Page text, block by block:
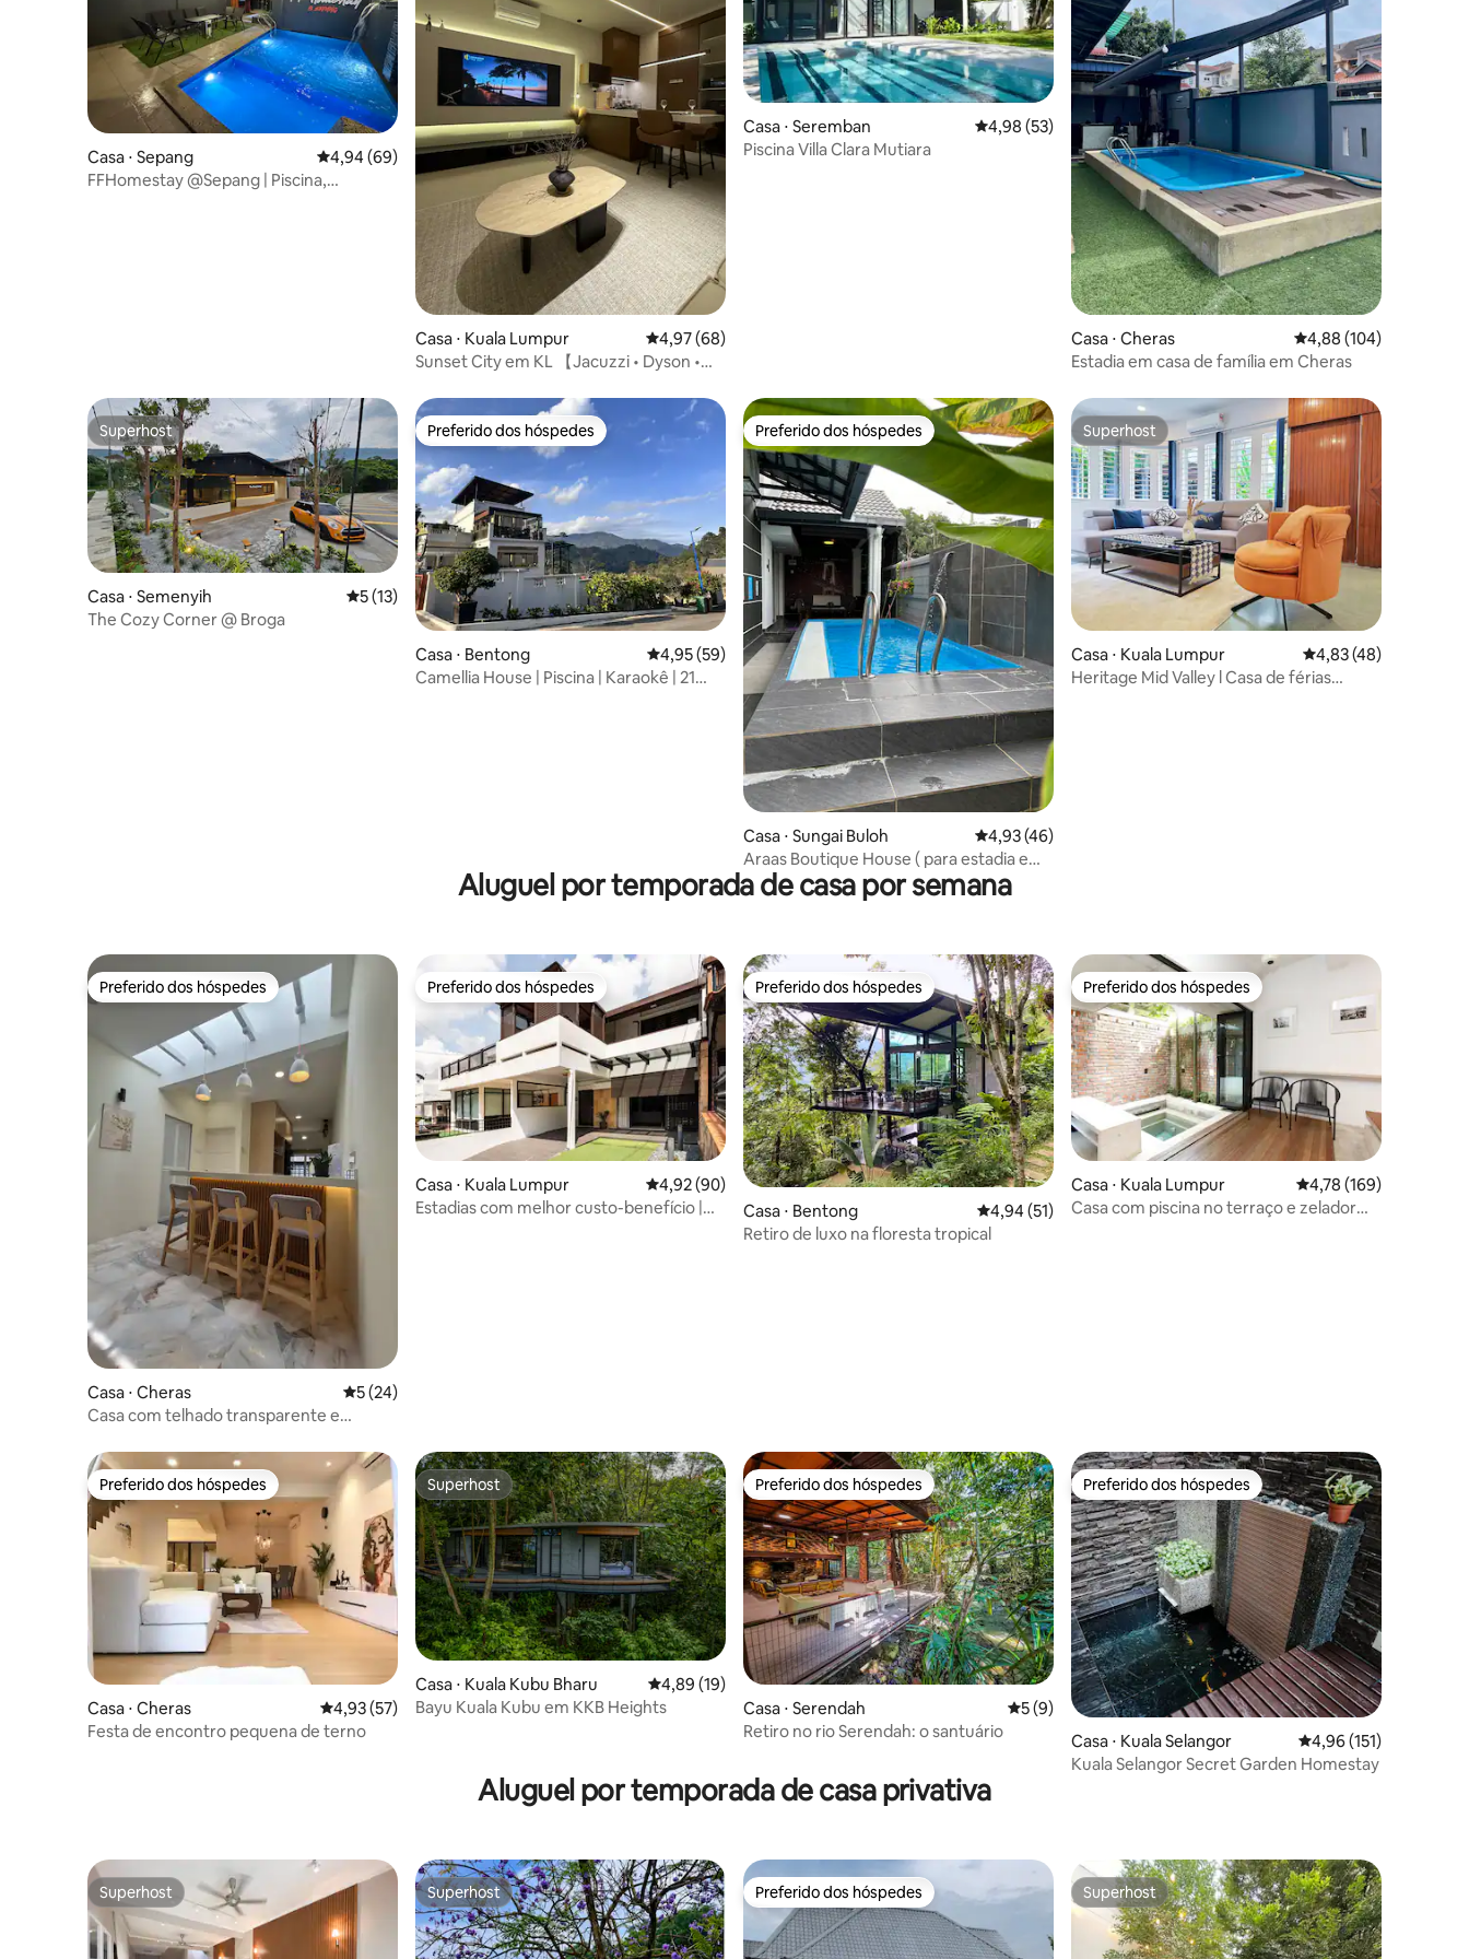
Casa ⋅ Sepang 4,94 de uma avaliação média de 5, 69 avaliações
4,94 (69)
FFHomestay @Sepang | Piscina,
Casa ⋅ Kuala Lumpur 4,97 de uma avaliação média de 5, 68 avaliações
4,97 (68)
Sunset City em KL 【Jacuzzi • Dyson •
Casa ⋅ Seremban 4,98 de uma avaliação média de 5, 53 avaliações
4,98 (53)
Piscina Villa Clara Mutiara
Casa ⋅ Cheras 4,88 de uma avaliação
4,88 (104)
Estadia em casa de família em Cheras
Superhost
Superhost
Casa ⋅ Semenyih 5 de uma avaliação média de 5, 13 avaliações
5 (13)
The Cozy Corner @ Broga
Preferido dos hóspedes
Preferido dos hóspedes
Casa ⋅ Bentong 4,95 de uma avaliação média de 5, 59 avaliações
4,95 (59)
Camellia House | Piscina | Karaokê | 21
Preferido dos hóspedes
Preferido dos hóspedes
Casa ⋅ Sungai Buloh 4,93 de uma avaliação média de 5, 46 avaliações
4,93 (46)
Araas Boutique House ( para estadia em
família)
Superhost
Superhost
Casa ⋅ Kuala Lumpur 4,83 de uma
4,83 (48)
Heritage Mid Valley l Casa de férias
Aluguel por temporada de casa por semana
Preferido dos hóspedes
Preferido dos hóspedes
Casa ⋅ Cheras 5 de uma avaliação média de 5, 24 avaliações
5 (24)
Casa com telhado transparente e
Preferido dos hóspedes
Preferido dos hóspedes
Casa ⋅ Kuala Lumpur 4,92 de uma avaliação média de 5, 90 avaliações
4,92 (90)
Estadias com melhor custo-benefício |
Preferido dos hóspedes
Preferido dos hóspedes
Casa ⋅ Bentong 4,94 de uma avaliação média de 5, 51 avaliações
4,94 (51)
Retiro de luxo na floresta tropical
Preferido dos hóspedes
Preferido dos hóspedes
Casa ⋅ Kuala Lumpur 4,78 de uma avaliação
4,78 (169)
Casa com piscina no terraço e zelador
Preferido dos hóspedes
Preferido dos hóspedes
Casa ⋅ Cheras 4,93 de uma avaliação média de 5, 57 avaliações
4,93 (57)
Festa de encontro pequena de terno
Superhost
Superhost
Casa ⋅ Kuala Kubu Bharu 4,89 de uma avaliação média de 5, 19 avaliações
4,89 (19)
Bayu Kuala Kubu em KKB Heights
Preferido dos hóspedes
Preferido dos hóspedes
Casa ⋅ Serendah 5 de uma avaliação média de 5, 9 avaliações
5 (9)
Retiro no rio Serendah: o santuário
Preferido dos hóspedes
Preferido dos hóspedes
Casa ⋅ Kuala Selangor 4,96 de uma avaliação
4,96 (151)
Kuala Selangor Secret Garden Homestay
Aluguel por temporada de casa privativa
Superhost
Superhost Superhost
Superhost Preferido dos hóspedes
Preferido dos hóspedes Superhost
Superhost